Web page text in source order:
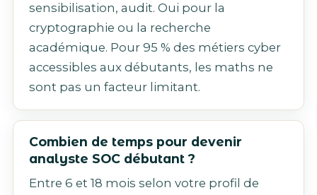
sensibilisation, audit. Oui pour la
cryptographie ou la recherche
académique. Pour 95 % des métiers cyber
accessibles aux débutants, les maths ne
sont pas un facteur limitant.
Combien de temps pour devenir
analyste SOC débutant ?
Entre 6 et 18 mois selon votre profil de